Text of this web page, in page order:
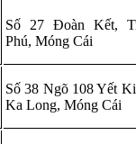
Số 27 Đoàn Kết,
Phú, Móng Cái
Số 38 Ngõ 108 Yết
Ka Long, Móng Cái